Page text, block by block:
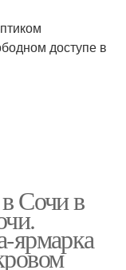
доступе в
Сочи в
ярмарка